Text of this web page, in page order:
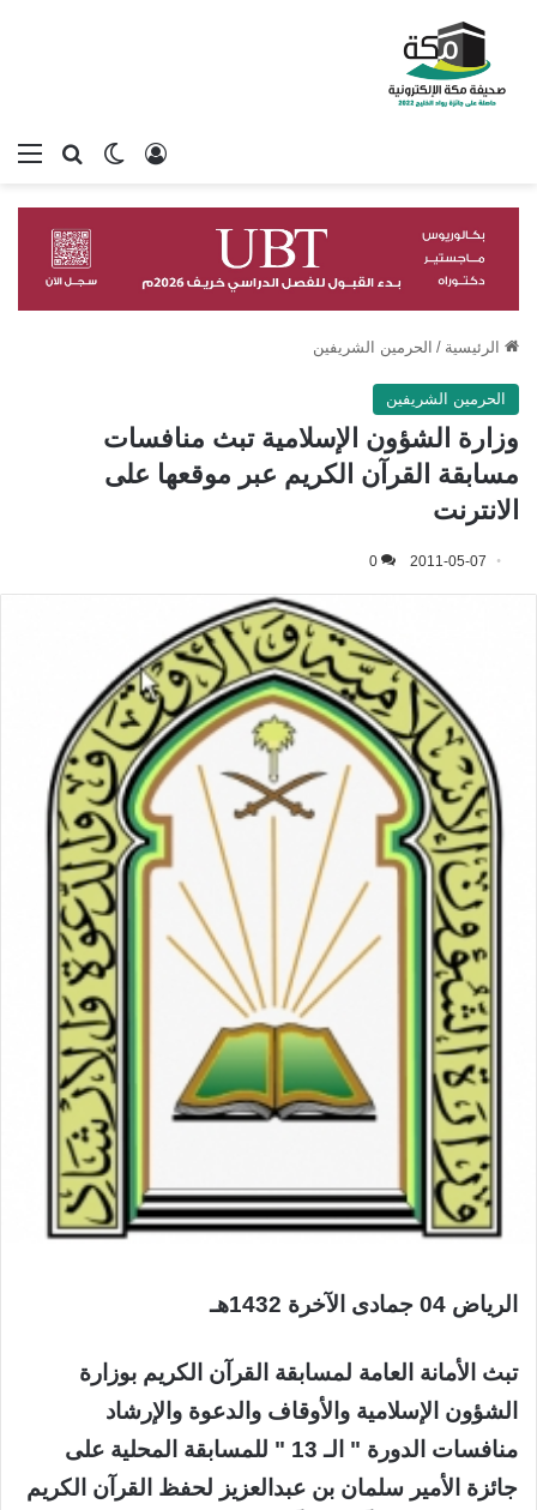
بحثالوضع
تسجيل الدخول
الرئيسية / الحرمين الشريفين
الحرمين الشريفين
وزارة الشؤون الإسلامية تبث منافسات
مسابقة القرآن الكريم عبر موقعها على
الانترنت
2011-05-07
0
الرياض 04 جمادى الآخرة 1432هـ
تبث الأمانة العامة لمسابقة القرآن الكريم بوزارة
الشؤون الإسلامية والأوقاف والدعوة والإرشاد
منافسات الدورة " الـ 13 " للمسابقة المحلية على
جائزة الأمير سلمان بن عبدالعزيز لحفظ القرآن الكريم